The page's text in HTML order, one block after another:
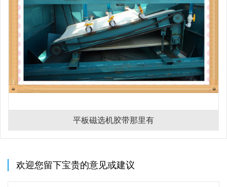
平板磁选机胶带那里有
欢迎您留下宝贵的意见或建议